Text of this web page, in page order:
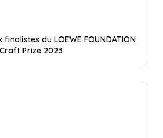
du LOEWE FOUNDATION
Craft Prize 2023